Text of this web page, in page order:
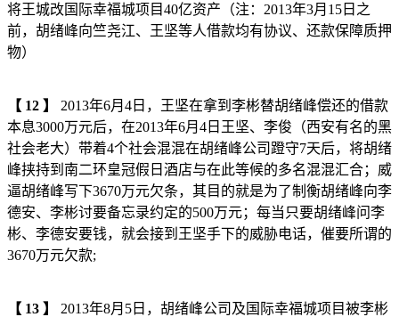
将王城改国际幸福城项目40亿资产（注：2013年3月15日之
前，胡绪峰向竺尧江、王坚等人借款均有协议、还款保障质押
物）
【 12 】
2013年6月4日，王坚在拿到李彬替胡绪峰偿还的借款
本息3000万元后，在2013年6月4日王坚、李俊（西安有名的黑
社会老大）带着4个社会混混在胡绪峰公司蹬守7天后，将胡绪
峰挟持到南二环皇冠假日酒店与在此等候的多名混混汇合；威
逼胡绪峰写下3670万元欠条，其目的就是为了制衡胡绪峰向李
德安、李彬讨要备忘录约定的500万元；每当只要胡绪峰问李
彬、李德安要钱，就会接到王坚手下的威胁电话，催要所谓的
3670万元欠款;
【 13 】
2013年8月5日，胡绪峰公司及国际幸福城项目被李彬